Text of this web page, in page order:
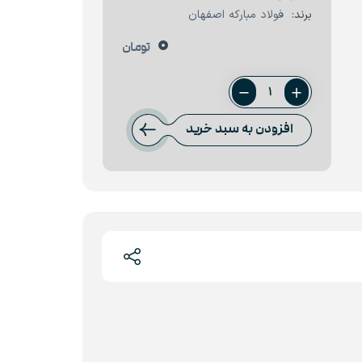
برند: فولاد مبارکه اصفهان
0 تومان
ورق
0.5
میل
افزودن به سبد خرید